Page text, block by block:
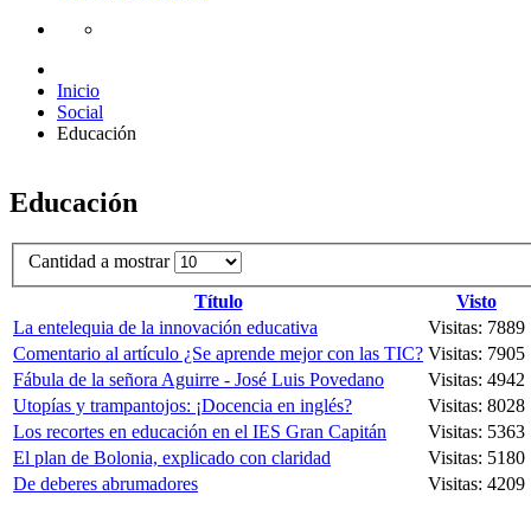
Inicio
Social
Educación
Educación
Cantidad a mostrar
Título
Visto
La entelequia de la innovación educativa
Visitas: 7889
Comentario al artículo ¿Se aprende mejor con las TIC? Visitas: 7905
Fábula de la señora Aguirre - José Luis Povedano
Visitas: 4942
Utopías y trampantojos: ¡Docencia en inglés?
Visitas: 8028
Los recortes en educación en el IES Gran Capitán
Visitas: 5363
El plan de Bolonia, explicado con claridad
Visitas: 5180
De deberes abrumadores
Visitas: 4209